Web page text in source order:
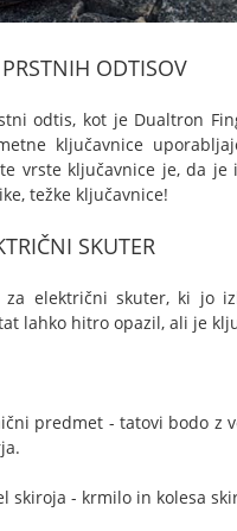
ODTISOV
odtis, kot je Dualtron
ključavnice
vrste ključavnice je, da
težke ključavnice!
SKUTER
za električni skuter, ki jo
lahko hitro opazil, ali je
predmet - tatovi bodo z
skiroja - krmilo in kolesa